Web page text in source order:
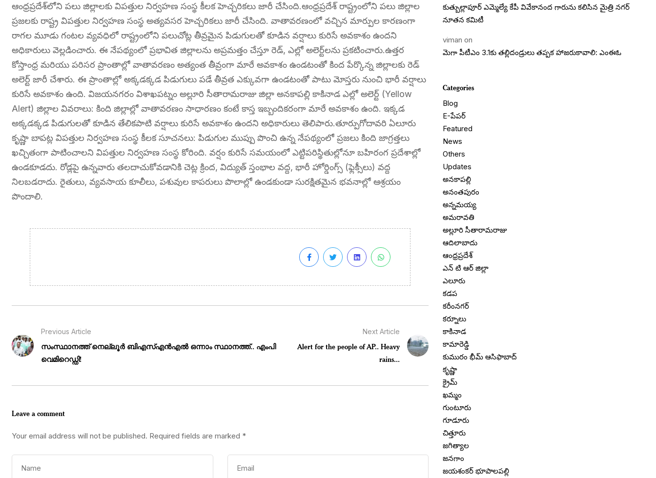
ఆంధ్రప్రదేశ్‌లోని పలు జిల్లాలకు విపత్తుల నిర్వహణ సంస్థ కీలక హెచ్చరికలు జారీ చేసింది.ఆంధ్రప్రదేశ్ రాష్ట్రంలోని పలు జిల్లాల
ప్రజలకు రాష్ట్ర విపత్తుల నిర్వహణ సంస్థ అత్యవసర హెచ్చరికలు జారీ చేసింది. వాతావరణంలో వచ్చిన మార్పుల కారణంగా
రాగల మూడు గంటల వ్యవధిలో రాష్ట్రంలోని పలుచోట్ల తీవ్రమైన పిడుగులతో కూడిన వర్షాలు కురిసే అవకాశం ఉందని
అధికారులు వెల్లడించారు. ఈ నేపథ్యంలో ప్రభావిత జిల్లాలను అప్రమత్తం చేస్తూ రెడ్, ఎల్లో అలెర్ట్‌లను ప్రకటించారు.ఉత్తర
కోస్తాంధ్ర మరియు పరిసర ప్రాంతాల్లో వాతావరణం అత్యంత తీవ్రంగా మారే అవకాశం ఉండటంతో కింద పేర్కొన్న జిల్లాలకు రెడ్
అలెర్ట్ జారీ చేశారు. ఈ ప్రాంతాల్లో అక్కడక్కడ పిడుగులు పడే తీవ్రత ఎక్కువగా ఉండటంతో పాటు మోస్తరు నుంచి భారీ వర్షాలు
కురిసే అవకాశం ఉంది. విజయనగరం విశాఖపట్నం అల్లూరి సీతారామరాజు జిల్లా అనకాపల్లి కాకినాడ ఎల్లో అలెర్ట్ (Yellow
Alert) జిల్లాల వివరాలు: కింది జిల్లాల్లో వాతావరణం సాధారణం కంటే కాస్త ఇబ్బందికరంగా మారే అవకాశం ఉంది. ఇక్కడ
అక్కడక్కడ పిడుగులతో కూడిన తేలికపాటి వర్షాలు కురిసే అవకాశం ఉందని అధికారులు తెలిపారు.తూర్పుగోదావరి ఏలూరు
కృష్ణా బాపట్ల విపత్తుల నిర్వహణ సంస్థ కీలక సూచనలు: పిడుగుల ముప్పు పొంచి ఉన్న నేపథ్యంలో ప్రజలు కింది జాగ్రత్తలు
ఖచ్చితంగా పాటించాలని విపత్తుల నిర్వహణ సంస్థ కోరింది. వర్షం కురిసే సమయంలో ఎట్టిపరిస్థితుల్లోనూ బహిరంగ ప్రదేశాల్లో
ఉండకూడదు. రోడ్లపై ఉన్నవారు తలదాచుకోవడానికి చెట్ల క్రింద, విద్యుత్ స్తంభాల వద్ద, భారీ హోర్డింగ్స్ (ఫ్లెక్సీలు) వద్ద
నిలబడరాదు. రైతులు, వ్యవసాయ కూలీలు, పశువుల కాపరులు పొలాల్లో ఉండకుండా సురక్షితమైన భవనాల్లో ఆశ్రయం
పొందాలి.
Previous Article
സംസ്ഥാനത്ത് നെല്ലൂർ ബിഎസ്എൻഎൽ ഒന്നാം സ്ഥാനത്ത്.. എംപി
വെമിറെഡ്ഡി!
Next Article
Alert for the people of AP.. Heavy
rains...
Leave a comment
Your email address will not be published. Required fields are marked *
కుత్బుల్లాపూర్ ఎమ్మెల్యే కేపీ వివేకానంద గారును కలిసిన మైత్రి నగర్
నూతన కమిటీ
viman on
మెగా పీటీఎం 3.1కు తల్లిదండ్రులు తప్పక హాజరుకావాలి: ఎంఈఓ
Categories
Blog
E-పేపర్
Featured
News
Others
Updates
అనకాపల్లి
అనంతపురం
అన్నమయ్య
అమరావతి
అల్లూరి సీతారామరాజు
ఆదిలాబాదు
ఆంధ్రప్రదేశ్
ఎన్ టి ఆర్ జిల్లా
ఎలూరు
కడప
కరీంనగర్
కర్నూలు
కాకినాడ
కామారెడ్డి
కుమురం భీమ్ ఆసిఫాబాద్
కృష్ణా
క్రైమ్
ఖమ్మం
గుంటూరు
గూడూరు
చిత్తూరు
జగిత్యాల
జనగాం
జయశంకర్ భూపాలపల్లి